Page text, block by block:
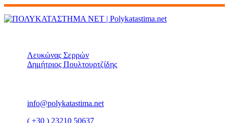
Λευκώνας Σερρών
Δημήτριος Πουλτουρτζίδης
info@polykatastima.net
( +30 ) 23210 50637